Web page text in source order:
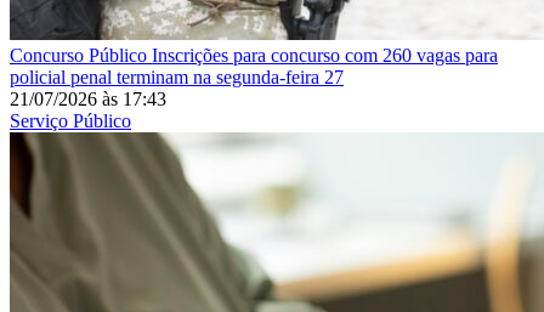
Concurso Público Inscrições para concurso com 260 vagas para
policial penal terminam na segunda-feira 27
21/07/2026 às 17:43
Serviço Público